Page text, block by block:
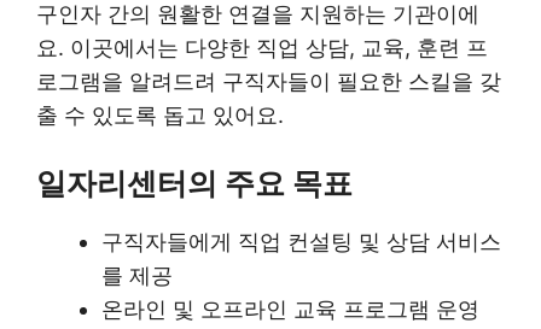
구인자 간의 원활한 연결을 지원하는 기관이에
요. 이곳에서는 다양한 직업 상담, 교육, 훈련 프
로그램을 알려드려 구직자들이 필요한 스킬을 갖
출 수 있도록 돕고 있어요.
일자리센터의 주요 목표
구직자들에게 직업 컨설팅 및 상담 서비스
를 제공
온라인 및 오프라인 교육 프로그램 운영